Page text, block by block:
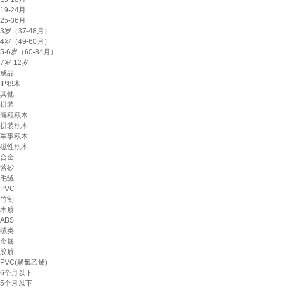
19-24月
25-36月
3岁（37-48月）
4岁（49-60月）
5-6岁（60-84月）
7岁-12岁
成品
IP积木
其他
拼装
编程积木
拼装积木
军事积木
磁性积木
合金
紫砂
毛绒
PVC
竹制
木质
ABS
绒类
金属
胶质
PVC(聚氯乙烯)
6个月以下
5个月以下